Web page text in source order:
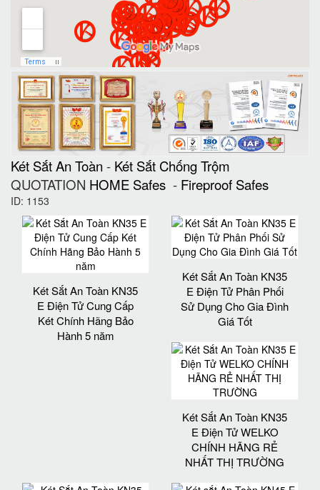
Két Sắt An Toàn - Két Sắt Chống Trộm
QUOTATION HOME Safes - Fireproof Safes
ID: 1153
Két Sắt An Toàn KN35
E Điện Tử Cung Cấp
Két Chính Hãng Bảo
Hành 5 năm
Két Sắt An Toàn KN35
E Điện Tử Phân Phối
Sử Dụng Cho Gia Đình
Giá Tốt
Két Sắt An Toàn KN35
E Điện Tử WELKO
CHÍNH HÃNG RẺ
NHẤT THỊ TRƯỜNG